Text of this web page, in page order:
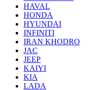
HAVAL
HONDA
HYUNDAI
INFINITI
IRAN KHODRO
JAC
JEEP
KAIYI
KIA
LADA